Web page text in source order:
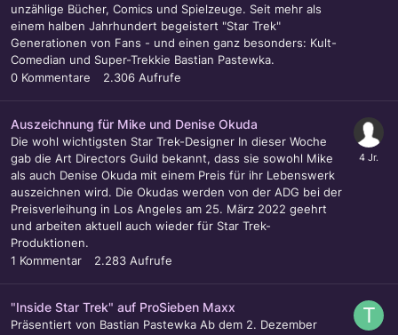
unzählige Bücher, Comics und Spielzeuge. Seit mehr als
einem halben Jahrhundert begeistert "Star Trek"
Generationen von Fans - und einen ganz besonders: Kult-
Comedian und Super-Trekkie Bastian Pastewka.
0 Kommentare 2.306 Aufrufe
Auszeichnung für Mike und Denise Okuda
Die wohl wichtigsten Star Trek-Designer In dieser Woche
gab die Art Directors Guild bekannt, dass sie sowohl Mike
als auch Denise Okuda mit einem Preis für ihr Lebenswerk
auszeichnen wird. Die Okudas werden von der ADG bei der
Preisverleihung in Los Angeles am 25. März 2022 geehrt
und arbeiten aktuell auch wieder für Star Trek-
Produktionen.
1 Kommentar 2.283 Aufrufe
"Inside Star Trek" auf ProSieben Maxx
Präsentiert von Bastian Pastewka Ab dem 2. Dezember